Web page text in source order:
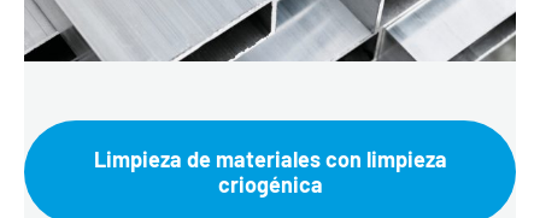
Limpieza de materiales con limpieza
criogénica